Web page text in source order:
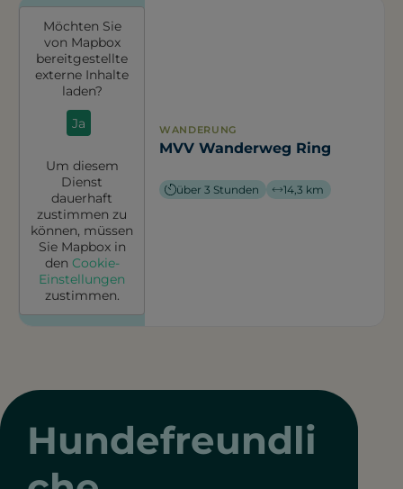
Möchten Sie
von Mapbox
bereitgestellte
externe Inhalte
laden?
Ja
Um diesem
Dienst
dauerhaft
zustimmen zu
können, müssen
Sie Mapboxin
den Cookie-
Einstellungen
zustimmen.
WANDERUNG
MVV Wanderweg Ring
über 3 Stunden 14,3 km
Hundefreundli